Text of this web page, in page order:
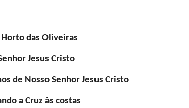
das Oliveiras
Jesus Cristo
de Nosso Senhor Jesus Cristo
a Cruz às costas